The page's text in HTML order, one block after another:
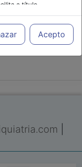
a título
de los
y decidir, en
a lasAcepto